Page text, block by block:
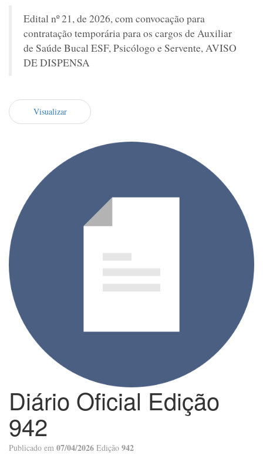
Edital nº 21, de 2026, com convocação para
contratação temporária para os cargos de Auxiliar
de Saúde Bucal ESF, Psicólogo e Servente, AVISO
DE DISPENSA
Visualizar
Diário Oficial Edição
942
Publicado em 07/04/2026 Edição 942